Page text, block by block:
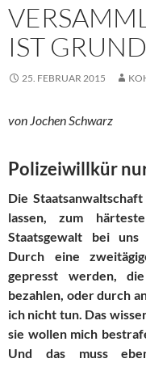
IST
25. FEBRUAR 2015
von Jochen Schwarz
Polizeiwillkür
Die
lassen, zum
Staatsgewalt bei uns
Durch eine
gepresst werden,
bezahlen, oder durch
ich nicht tun. Das
sie wollen mich
Und das muss